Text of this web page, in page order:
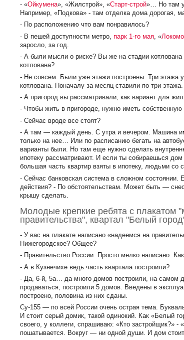
- «Ойкумена», «Жилстрой», «Старт-строй»… Но там
Например, «Подкова» - там отделка дома дорогая,
- По расположению что вам понравилось?
- В пешей доступности метро,парк 1-го мая , «
заросло, за год.
- А были мысли о риске? Вы же на стадии котлована
котлована?
- Не совсем. Были уже этажи построены. Три этажа
котлована. Поначалу за месяц ставили по три
- А пригород вы рассматривали, как вариант для
- Чтобы жить в пригороде, нужно иметь
- Сейчас вроде все стоят?
- А там — каждый день. С утра и вечером. Машина
только на нее… Или по расписанию бегать на
варианты были. Но там еще нужно сделать
ипотеку рассматривают. И если ты собираешься
большая часть квартир взяты в ипотеку, людьми со
- Сейчас банковская система в сложном состоянии.
действия? - По обстоятельствам. Может быть —
крышу сделать.
Молодые крепкие ребята с плакатом
правительства", квартал "Белый
- У вас на плакате написано «надеемся на
Нижегородское? Общее?
- Правительство России. Просто мелко написано.
- А в Кузнечихе ведь часть квартала построили?
- Да, 6-й, 5а… да много домов построили, на самом
продаваться, построили 5 домов. Введены в
построено, половина из них сданы.
Су-155 — по всей России очень острая тема.
И стоит серый домик, такой одинокий. Как «Белый
своего, у коллеги, спрашиваю: «Кто застройщик?» -
пошатывается. Вокруг — ни одной души. И дом